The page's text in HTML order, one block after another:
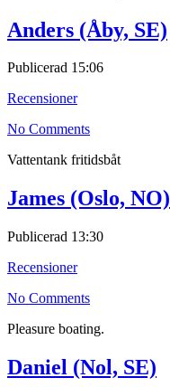
Anders (Åby, SE)
Publicerad 15:06
Recensioner
No Comments
Vattentank fritidsbåt
James (Oslo, NO)
Publicerad 13:30
Recensioner
No Comments
Pleasure boating.
Daniel (Nol, SE)